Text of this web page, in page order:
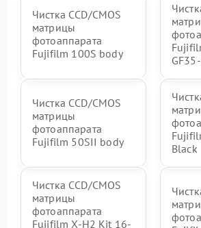
Чистка CCD/CMOS
матрицы
фотоаппарата
Fujifilm 100S body
Чистка CCD/CMOS
матрицы
фотоаппарата
Fujifilm 50SII body
Black
Чистка CCD/CMOS
матрицы
фотоаппарата
Fujifilm X-H2 Kit 16-